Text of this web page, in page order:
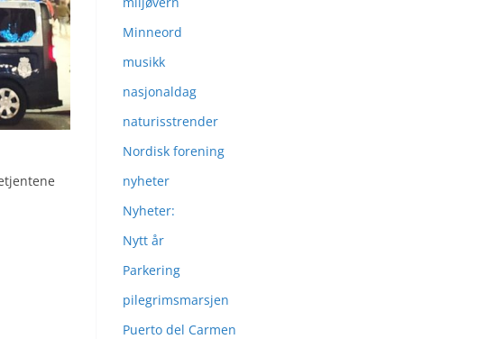
Minneord
musikk
nasjonaldag
naturisstrender
Nordisk forening
nyheter
Nyheter:
Nytt år
Parkering
pilegrimsmarsjen
Puerto del Carmen